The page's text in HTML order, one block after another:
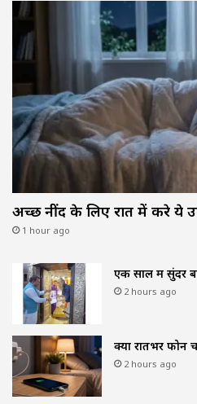
अच्छी नींद के लिए रात में करे ये
1 hour ago
एक साल में सुंदर
2 hours ago
क्या रातभर फोन
2 hours ago